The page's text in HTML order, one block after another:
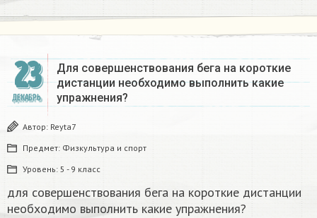
23
ДЕКАБРЬ
Для совершенствования бега на короткие
дистанции необходимо выполнить какие
упражнения?​
Автор: Reyta7
Предмет: Физкультура и спорт
Уровень: 5 - 9 класс
для совершенствования бега на короткие дистанции
необходимо выполнить какие упражнения?​